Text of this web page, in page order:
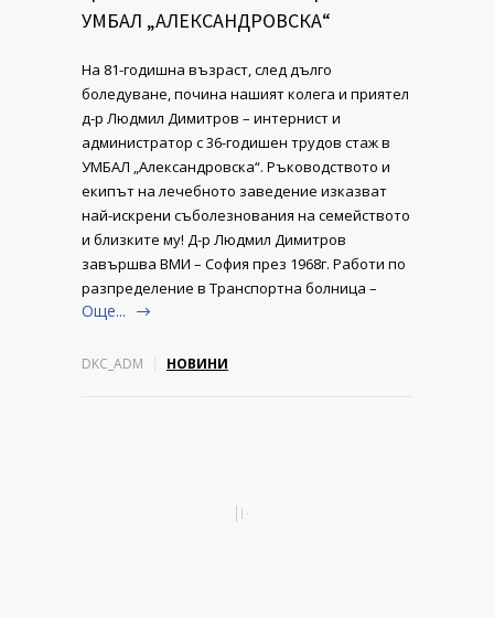
УМБАЛ „АЛЕКСАНДРОВСКА“
На 81-годишна възраст, след дълго
боледуване, почина нашият колега и приятел
д-р Людмил Димитров – интернист и
администратор с 36-годишен трудов стаж в
УМБАЛ „Александровска“. Ръководството и
екипът на лечебното заведение изказват
най-искрени съболезнования на семейството
и близките му! Д-р Людмил Димитров
завършва ВМИ – София през 1968г. Работи по
разпределение в Транспортна болница –
Още...
DKC_ADM НОВИНИ